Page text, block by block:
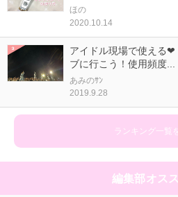
ほの
2020.10.14
アイドル現場で使える❤
ブに行こう！使用頻度...
あみのｻﾝ
2019.9.28
ランキング一覧
編集部オス